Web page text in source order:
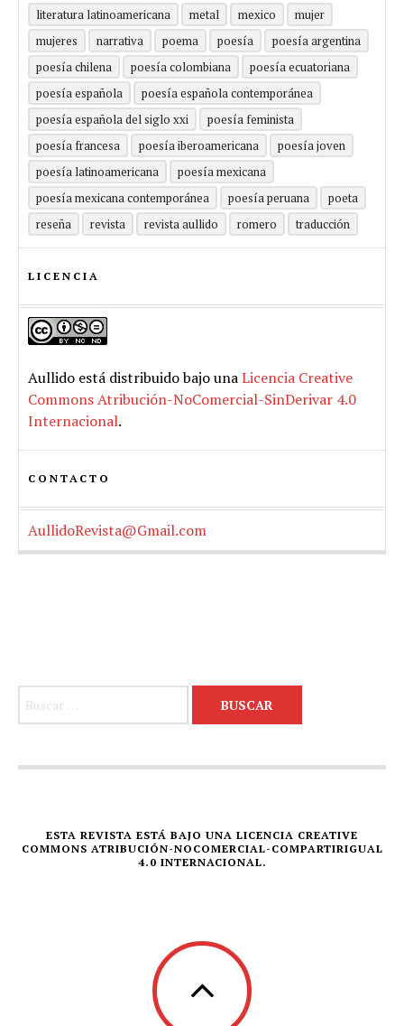
literatura latinoamericana
metal mexico
mujer
mujeres
narrativa poema poesía
poesía argentina
poesía chilena
poesía colombiana
poesía ecuatoriana
poesía española
poesía española contemporánea
poesía española del siglo xxi
poesía feminista
poesía francesa
poesía iberoamericana
poesía joven
poesía latinoamericana
poesía mexicana
poesía mexicana contemporánea
poesía peruana
poeta
reseña
revista revista aullido romero traducción
LICENCIA
Aullido está distribuido bajo unaLicencia Creative
Commons Atribución-NoComercial-SinDerivar 4.0
Internacional.
CONTACTO
AullidoRevista@Gmail.com
ESTA REVISTA ESTÁ BAJO UNA LICENCIA CREATIVE
COMMONS ATRIBUCIÓN-NOCOMERCIAL-COMPARTIRIGUAL
4.0 INTERNACIONAL.